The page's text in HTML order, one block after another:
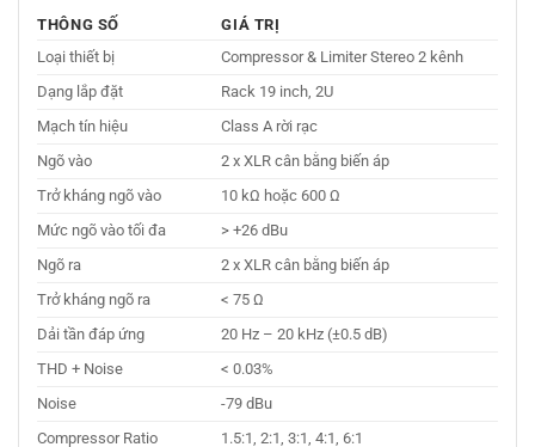
THÔNG SỐ
GIÁ TRỊ
Loại thiết bị
Compressor & Limiter Stereo 2 kênh
Dạng lắp đặt
Rack 19 inch, 2U
Mạch tín hiệu
Class A rời rạc
Ngõ vào
2 x XLR cân bằng biến áp
Trở kháng ngõ vào
10 kΩ hoặc 600 Ω
Mức ngõ vào tối đa
> +26 dBu
Ngõ ra
2 x XLR cân bằng biến áp
Trở kháng ngõ ra
< 75 Ω
Dải tần đáp ứng
20 Hz – 20 kHz (±0.5 dB)
THD + Noise
< 0.03%
Noise
-79 dBu
Compressor Ratio
1.5:1, 2:1, 3:1, 4:1, 6:1